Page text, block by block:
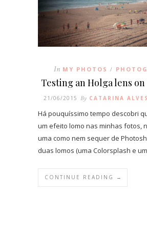
In MY PHOTOS /
Testing an Holga lens on
21/06/2015 By CATARINA
Há pouquíssimo tempo descobri
um efeito lomo nas minhas fotos,
uma como nem sequer de
duas lomos (uma Colorsplash e
CONTINUE READING →